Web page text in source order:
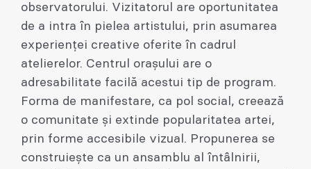
observatorului. Vizitatorul are oportunitatea
de a intra în pielea artistului, prin asumarea
experienței creative oferite în cadrul
atelierelor. Centrul orașului are o
adresabilitate facilă acestui tip de program.
Forma de manifestare, ca pol social, creează
o comunitate și extinde popularitatea artei,
prin forme accesibile vizual. Propunerea se
construiește ca un ansamblu al întâlnirii,